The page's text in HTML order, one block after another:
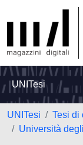
UNITesi
UNITesi
Tesi di
Università